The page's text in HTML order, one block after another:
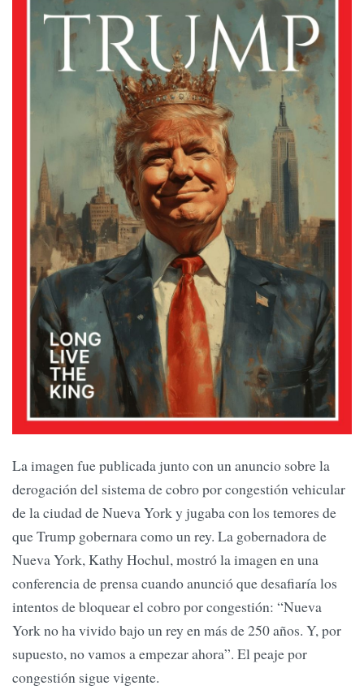
La imagen fue publicada junto con un anuncio sobre la
derogación del sistema de cobro por congestión vehicular
de la ciudad de Nueva York y jugaba con los temores de
que Trump gobernara como un rey. La gobernadora de
Nueva York, Kathy Hochul, mostró la imagen en una
conferencia de prensa cuando anunció que desafiaría los
intentos de bloquear el cobro por congestión: “Nueva
York no ha vivido bajo un rey en más de 250 años. Y, por
supuesto, no vamos a empezar ahora”. El peaje por
congestión sigue vigente.